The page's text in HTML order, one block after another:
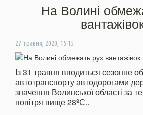
На Волині
27 травня, 2020, 15:15
Із 31 травня вводиться сезонне
автотранспорту автодорогами
значення Волинської області за
повітря вище 28ºС..